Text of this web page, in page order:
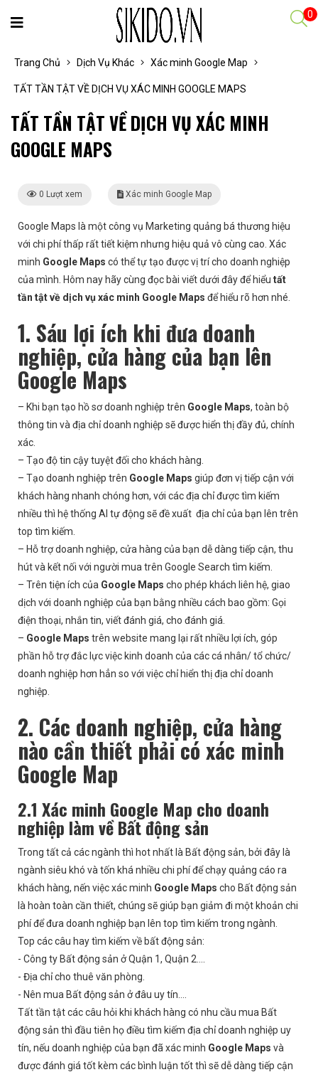
0
Trang Chủ Dịch Vụ Khác Xác minh Google Map
TẤT TẦN TẬT VỀ DỊCH VỤ XÁC MINH GOOGLE MAPS
TẤT TẦN TẬT VỀ DỊCH VỤ XÁC MINH
GOOGLE MAPS
0 Lượt xem Xác minh Google Map
Google Maps là một công vụ Marketing quảng bá thương hiệu
với chi phí thấp rất tiết kiệm nhưng hiệu quả vô cùng cao. Xác
minh Google Maps có thể tự tạo được vị trí cho doanh nghiệp
của mình. Hôm nay hãy cùng đọc bài viết dưới đây để hiểu tất
tần tật về dịch vụ xác minh Google Maps để hiểu rõ hơn nhé.
1. Sáu lợi ích khi đưa doanh
nghiệp, cửa hàng của bạn lên
Google Maps
– Khi bạn tạo hồ sơ doanh nghiệp trên Google Maps, toàn bộ
thông tin và địa chỉ doanh nghiệp sẽ được hiển thị đầy đủ, chính
xác.
– Tạo độ tin cậy tuyệt đối cho khách hàng.
– Tạo doanh nghiệp trên Google Maps giúp đơn vị tiếp cận với
khách hàng nhanh chóng hơn, với các địa chỉ được tìm kiếm
nhiều thì hệ thống AI tự động sẽ đề xuất địa chỉ của bạn lên trên
top tìm kiếm.
– Hỗ trợ doanh nghiệp, cửa hàng của bạn dễ dàng tiếp cận, thu
hút và kết nối với người mua trên Google Search tìm kiếm.
– Trên tiện ích của Google Maps cho phép khách liên hệ, giao
dịch với doanh nghiệp của bạn bằng nhiều cách bao gồm: Gọi
điện thoại, nhắn tin, viết đánh giá, cho đánh giá.
– Google Maps trên website mang lại rất nhiều lợi ích, góp
phần hỗ trợ đắc lực việc kinh doanh của các cá nhân/ tổ chức/
doanh nghiệp hơn hẳn so với việc chỉ hiển thị địa chỉ doanh
nghiệp.
2. Các doanh nghiệp, cửa hàng
nào cần thiết phải có xác minh
Google Map
2.1 Xác minh Google Map cho doanh
nghiệp làm về Bất động sản
Trong tất cả các ngành thì hot nhất là Bất động sản, bởi đây là
ngành siêu khó và tốn khá nhiều chi phí để chạy quảng cáo ra
khách hàng, nến việc xác minh Google Maps cho Bất động sản
là hoàn toàn cần thiết, chúng sẽ giúp bạn giảm đi một khoản chi
phí để đưa doanh nghiệp bạn lên top tìm kiếm trong ngành.
Top các câu hay tìm kiếm về bất động sản:
- Công ty Bất động sản ở Quận 1, Quận 2….
- Địa chỉ cho thuê văn phòng.
- Nên mua Bất động sản ở đâu uy tín….
Tất tần tật các câu hỏi khi khách hàng có nhu cầu mua Bất
động sản thì đầu tiên họ điều tìm kiếm địa chỉ doanh nghiệp uy
tín, nếu doanh nghiệp của bạn đã xác minh Google Maps và
được đánh giá tốt kèm các bình luận tốt thì sẽ dễ dàng tiếp cận